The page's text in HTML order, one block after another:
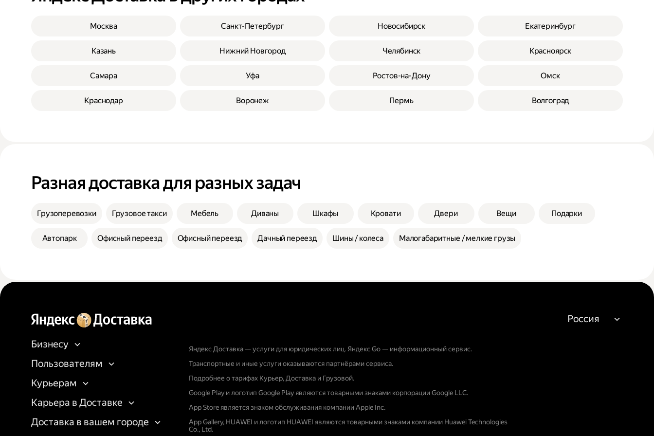
Москва Санкт-Петербург Новосибирск Екатеринбург
Казань Нижний Новгород Челябинск Красноярск
Самара Уфа Ростов-на-Дону Омск
Краснодар Воронеж Пермь Волгоград
Разная доставка для разных задач
Грузоперевозки Грузовое такси Мебель Диваны Шкафы Кровати Двери Вещи Подарки
Автопарк Офисный переезд Офисный переезд Дачный переезд Шины / колеса Малогабаритные / мелкие грузы
Бизнесу
Пользователям
Курьерам
Карьера в Доставке
Доставка в вашем городе
Яндекс Доставка — услуги для юридических лиц. Яндекс Go — информационный сервис.
Транспортные и иные услуги оказываются партнёрами сервиса.
Подробнее о тарифах Курьер, Доставка и Грузовой.
Google Play и логотип Google Play являются товарными знаками корпорации Google LLC.
App Store является знаком обслуживания компании Apple Inc.
App Gallery, HUAWEI и логотип HUAWEI являются товарными знаками компании Huawei Technologies
Co., Ltd.
Россия